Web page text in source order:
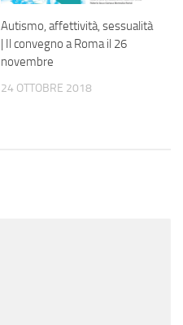
Autismo, affettività, sessualità
| Il convegno a Roma il 26
novembre
24 OTTOBRE 2018